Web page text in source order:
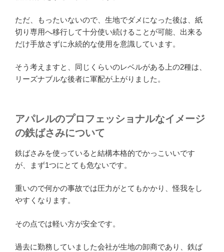
ただ、もったいないので、生地でダメになった後は、紙
切り専用へ移行して十分使い続けることが可能、出来る
だけ手放さずに永続的な使用を意識しています。
そう考えますと、同じくらいのレベルがある上の2種は、
リーズナブルな後者に軍配が上がりました。
アパレルのプロフェッショナルなイメージ
の鉄ばさみについて
鉄ばさみを使っていると結構本格的でかっこいいです
が、まず1つにとても危ないです。
重いので何かの事故では圧力がとてもかかり、怪我をし
やすくなります。
その点では軽い方が安全です。
過去に勤務していました会社が生地の卸商であり、鉄ば